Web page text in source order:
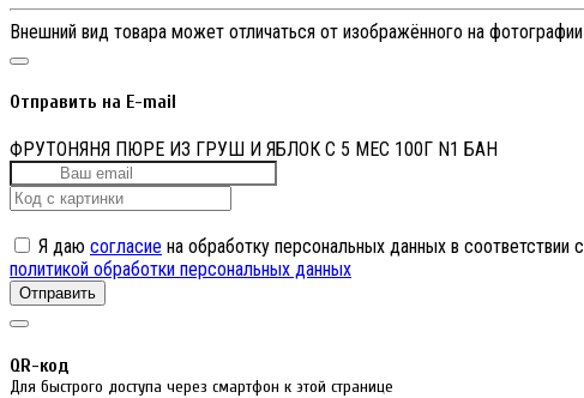
Внешний вид товара может отличаться от изображённого на фотографии
Отправить на E-mail
ФРУТОНЯНЯ ПЮРЕ ИЗ ГРУШ И ЯБЛОК С 5 МЕС 100Г N1 БАН
Я даю согласие на обработку персональных данных в соответствии с
политикой обработки персональных данных
Отправить
QR-код
Для быстрого доступа через смартфон к этой странице